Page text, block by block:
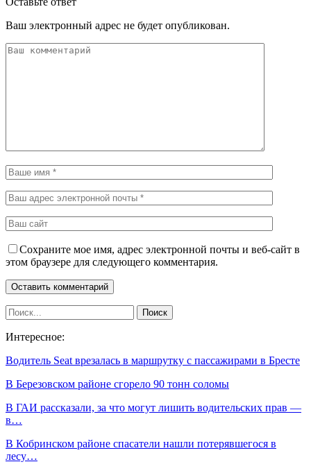
Ваш электронный адрес не будет опубликован.
Сохраните мое имя, адрес электронной почты и веб-сайт в
этом браузере для следующего комментария.
Интересное:
Водитель Seat врезалась в маршрутку с пассажирами в Бресте
В Березовском районе сгорело 90 тонн соломы
В ГАИ рассказали, за что могут лишить водительских прав —
в…
В Кобринском районе спасатели нашли потерявшегося в
лесу…